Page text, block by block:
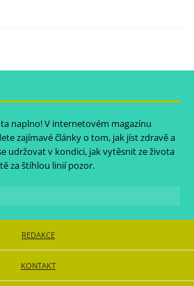
naplno! V internetovém magazínu
zajímavé články o tom, jak jíst zdravě a
udržovat v kondici, jak vytěsnit ze života
za štíhlou linií pozor.
REDAKCE
KONTAKT